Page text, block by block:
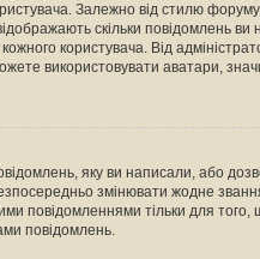
Залежно від стилю
скільки повідомлень
користувача. Від
використовувати аватари,
яку ви написали, або
змінювати жодне
повідомленнями тільки для того,
повідомлень.